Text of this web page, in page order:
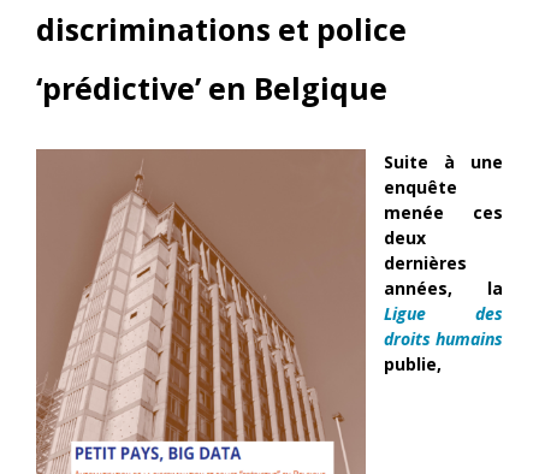
discriminations et police
‘prédictive’ en Belgique
Suite à une
enquête
menée ces
deux
dernières
années, la
Ligue des
droits humains
publie,